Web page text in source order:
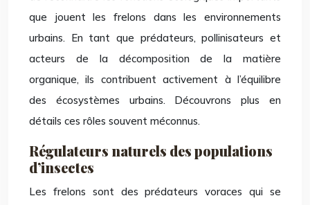
que jouent les frelons dans les environnements
urbains. En tant que prédateurs, pollinisateurs et
acteurs de la décomposition de la matière
organique, ils contribuent activement à l’équilibre
des écosystèmes urbains. Découvrons plus en
détails ces rôles souvent méconnus.
Régulateurs naturels des populations
d’insectes
Les frelons sont des prédateurs voraces qui se